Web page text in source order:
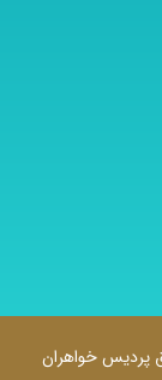
پردیس خواهران